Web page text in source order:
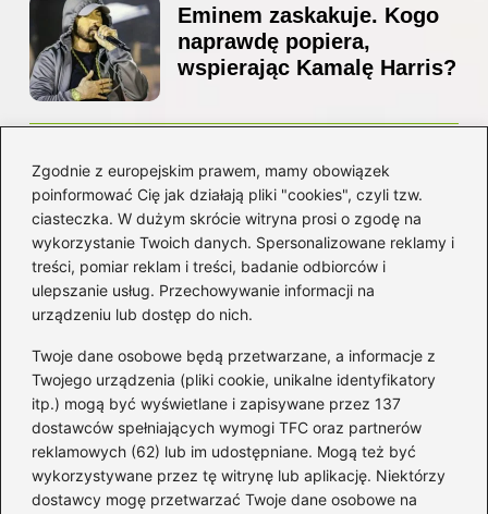
Zgodnie z europejskim prawem, mamy obowiązek
poinformować Cię jak działają pliki "cookies", czyli tzw.
ciasteczka. W dużym skrócie witryna prosi o zgodę na
wykorzystanie Twoich danych. Spersonalizowane reklamy i
treści, pomiar reklam i treści, badanie odbiorców i
ulepszanie usług. Przechowywanie informacji na
urządzeniu lub dostęp do nich.
Twoje dane osobowe będą przetwarzane, a informacje z
Twojego urządzenia (pliki cookie, unikalne identyfikatory
itp.) mogą być wyświetlane i zapisywane przez 137
dostawców spełniających wymogi TFC oraz partnerów
reklamowych (62) lub im udostępniane. Mogą też być
wykorzystywane przez tę witrynę lub aplikację. Niektórzy
dostawcy mogę przetwarzać Twoje dane osobowe na
Eminem zaskakuje. Kogo
naprawdę popiera,
wspierając Kamalę Harris?
Z jakiego kraju pochodzi
Ed Sheeran? Poznaj jego
niezwykłą historię i
korzenie
Kategorie
Artyści (16)
Filmowa muzyka(101)
Gitara(69)
Gra na instrumencie (59)
Muzyka (238)